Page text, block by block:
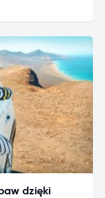
dzięki